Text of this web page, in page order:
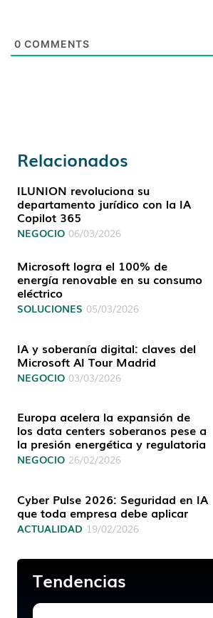
0 COMMENTS
Relacionados
ILUNION revoluciona su
departamento jurídico con la IA
Copilot 365
NEGOCIO 06/03/2026
Microsoft logra el 100% de
energía renovable en su consumo
eléctrico
SOLUCIONES 05/03/2026
IA y soberanía digital: claves del
Microsoft AI Tour Madrid
NEGOCIO 03/03/2026
Europa acelera la expansión de
los data centers soberanos pese a
la presión energética y regulatoria
NEGOCIO 26/02/2026
Cyber Pulse 2026: Seguridad en IA
que toda empresa debe aplicar
ACTUALIDAD 19/02/2026
Tendencias